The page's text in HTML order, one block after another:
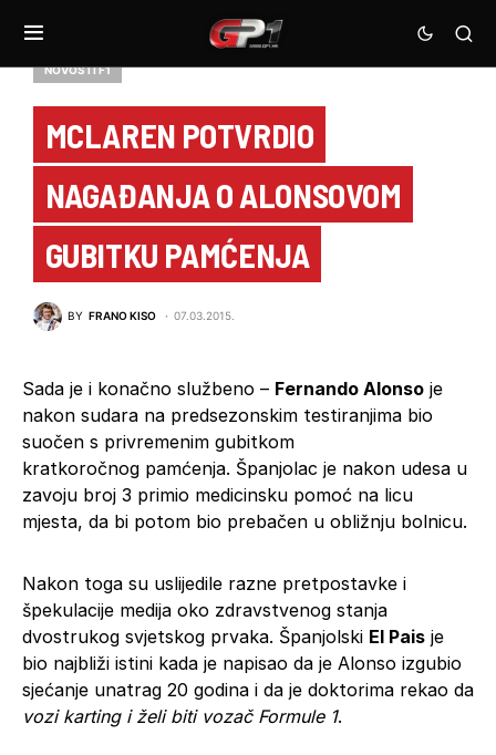
NOVOSTI F1
MCLAREN POTVRDIO
NAGAĐANJA O ALONSOVOM
GUBITKU PAMĆENJA
BY FRANO KISO 07.03.2015.
Sada je i konačno službeno – Fernando Alonso je
nakon sudara na predsezonskim testiranjima bio
suočen s privremenim gubitkom
kratkoročnog pamćenja. Španjolac je nakon udesa u
zavoju broj 3 primio medicinsku pomoć na licu
mjesta, da bi potom bio prebačen u obližnju bolnicu.
Nakon toga su uslijedile razne pretpostavke i
špekulacije medija oko zdravstvenog stanja
dvostrukog svjetskog prvaka. Španjolski El Pais je
bio najbliži istini kada je napisao da je Alonso izgubio
sjećanje unatrag 20 godina i da je doktorima rekao da
vozi karting i želi biti vozač Formule 1.